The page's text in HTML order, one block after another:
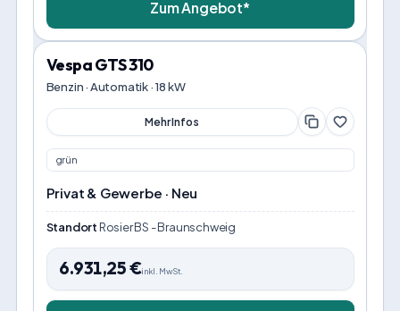
Zum Angebot*
Vespa GTS 310
Benzin · Automatik · 18 kW
Mehr Infos
grün
Privat & Gewerbe · Neu
Standort Rosier BS - Braunschweig
6.931,25€inkl. MwSt.